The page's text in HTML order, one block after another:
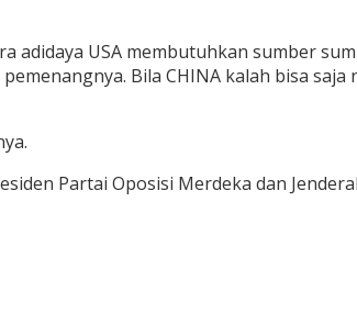
adidaya USA membutuhkan sumber
Bila CHINA kalah bisa saja
Partai Oposisi Merdeka dan